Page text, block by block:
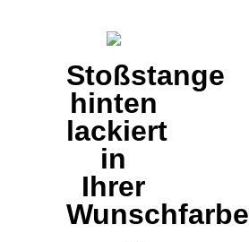
Stoßstange
hinten
lackiert
in
Ihrer
Wunschfarbe